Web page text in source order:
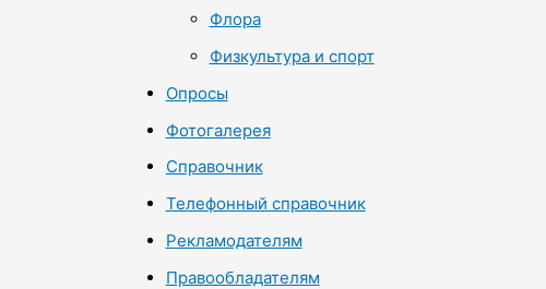
Флора
Физкультура и спорт
Опросы
Фотогалерея
Справочник
Телефонный справочник
Рекламодателям
Правообладателям